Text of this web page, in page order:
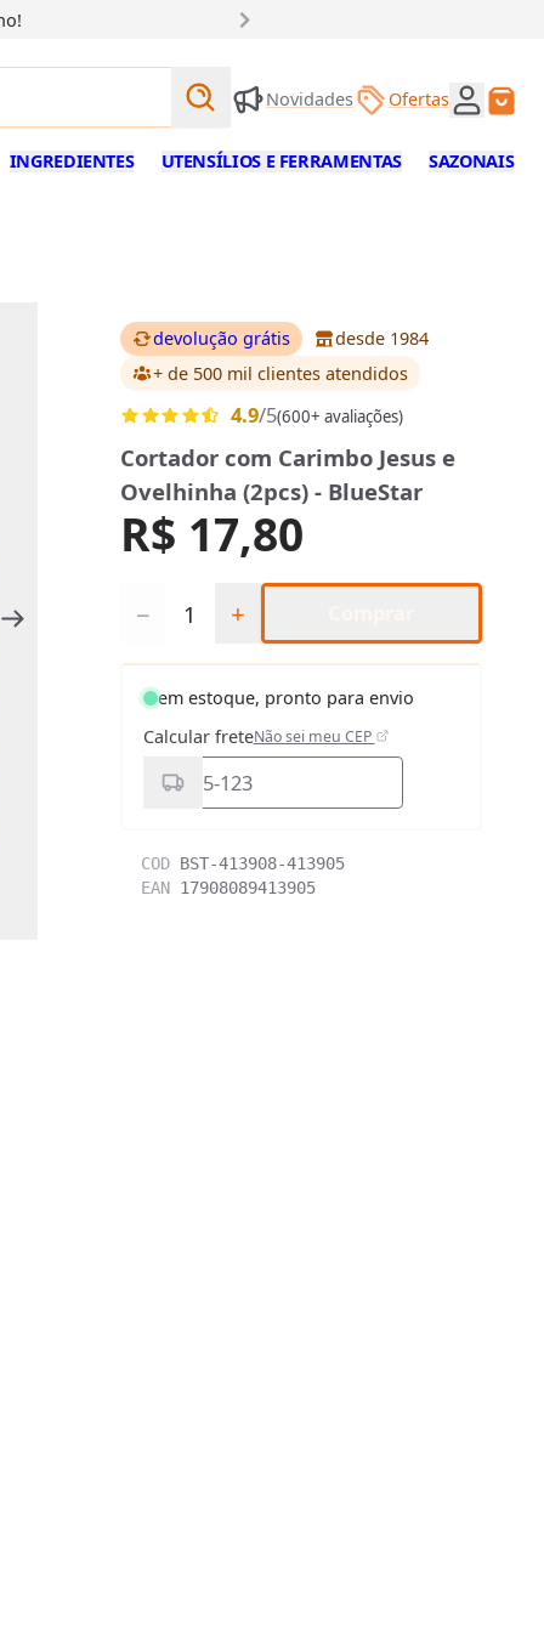
Buscar produtos
Buscar
Novidades Ofertas
INGREDIENTES UTENSÍLIOS E FERRAMENTAS SAZONAIS
devolução grátis
desde 1984
+ de 500 mil clientes atendidos
4.9/5(600+ avaliações)
Cortador com Carimbo Jesus e
Ovelhinha (2pcs) - BlueStar
R$ 17,80
− +
em estoque, pronto para envio
Calcular freteNão sei meu CEP
COD BST-413908-413905
EAN 17908089413905